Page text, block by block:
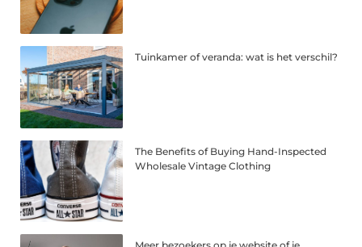
Tuinkamer of veranda: wat is het verschil?
The Benefits of Buying Hand-Inspected
Wholesale Vintage Clothing